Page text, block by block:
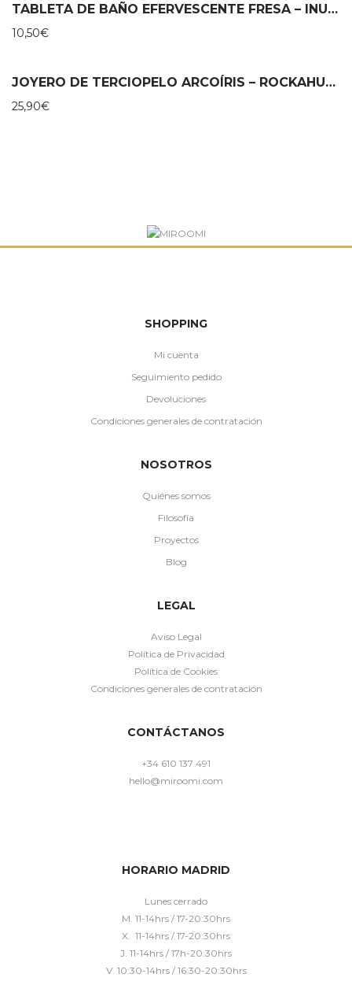
TABLETA DE BAÑO EFERVESCENTE FRESA – INUWET
10,50€
JOYERO DE TERCIOPELO ARCOÍRIS – ROCKAHULA
25,90€
SHOPPING
Mi cuenta
Seguimiento pedido
Devoluciones
Condiciones generales de contratación
NOSOTROS
Quiénes somos
Filosofía
Proyectos
Blog
LEGAL
Aviso Legal
Política de Privacidad
Política de Cookies
Condiciones generales de contratación
CONTÁCTANOS
+34 610 137 491
hello@miroomi.com
HORARIO MADRID
Lunes cerrado
M. 11-14hrs / 17-20:30hrs
X. 11-14hrs / 17-20:30hrs
J. 11-14hrs / 17h-20:30hrs
V. 10:30-14hrs / 16:30-20:30hrs